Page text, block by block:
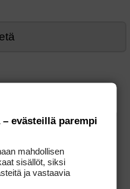
evästeillä parempi
mahdollisen
sisällöt, siksi
ja vastaavia